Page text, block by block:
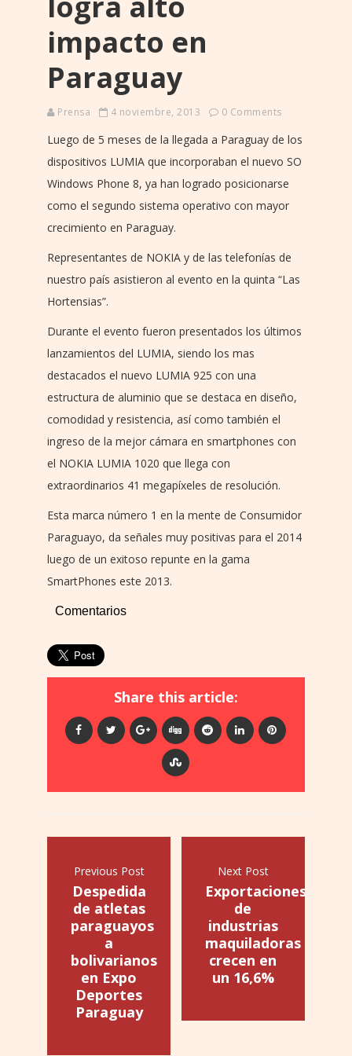
impacto en
Paraguay
Prensa 4 noviembre, 2013 0 Comments
Luego de 5 meses de la llegada a Paraguay de los
dispositivos LUMIA que incorporaban el nuevo SO
Windows Phone 8, ya han logrado posicionarse
como el segundo sistema operativo con mayor
crecimiento en Paraguay.
Representantes de NOKIA y de las telefonías de
nuestro país asistieron al evento en la quinta “Las
Hortensias”.
Durante el evento fueron presentados los últimos
lanzamientos del LUMIA, siendo los mas
destacados el nuevo LUMIA 925 con una
estructura de aluminio que se destaca en diseño,
comodidad y resistencia, así como también el
ingreso de la mejor cámara en smartphones con
el NOKIA LUMIA 1020 que llega con
extraordinarios 41 megapíxeles de resolución.
Esta marca número 1 en la mente de Consumidor
Paraguayo, da señales muy positivas para el 2014
luego de un exitoso repunte en la gama
SmartPhones este 2013.
Comentarios
Share this article:
Previous Post
Despedida
de atletas
paraguayos
a
bolivarianos
en Expo
Deportes
Paraguay
Next Post
Exportaciones
de
industrias
maquiladoras
crecen en
un 16,6%